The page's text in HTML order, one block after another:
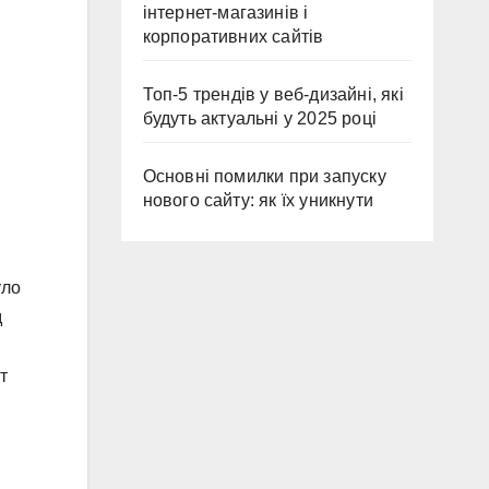
інтернет-магазинів і
корпоративних сайтів
Топ-5 трендів у веб-дизайні, які
будуть актуальні у 2025 році
Основні помилки при запуску
нового сайту: як їх уникнути